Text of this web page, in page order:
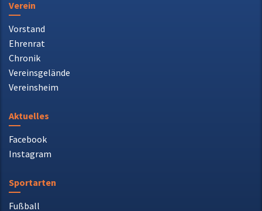
Telefon: 0 59 21 72 31 70
E-Mail: info@vfl-weisse-elf.de
Verein
Vorstand
Chronik
Vereinsgelände
Vereinsheim
Aktuelles
Facebook